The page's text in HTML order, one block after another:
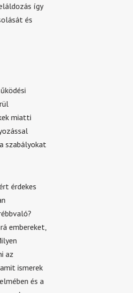
így
és
miatti
szabályokat
érdekes
embereket,
az
ismerek
és a